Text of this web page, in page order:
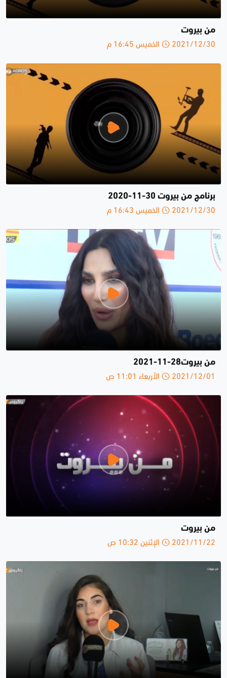
من بيروت
2021/12/30 الخميس 16:45 م
برنامج من بيروت 30-11-2020
2021/12/30 الخميس 16:43 م
من بيروت28-11-2021
2021/12/01 الأربعاء 11:01 ص
من بيروت
2021/11/22 الإثنين 10:32 ص